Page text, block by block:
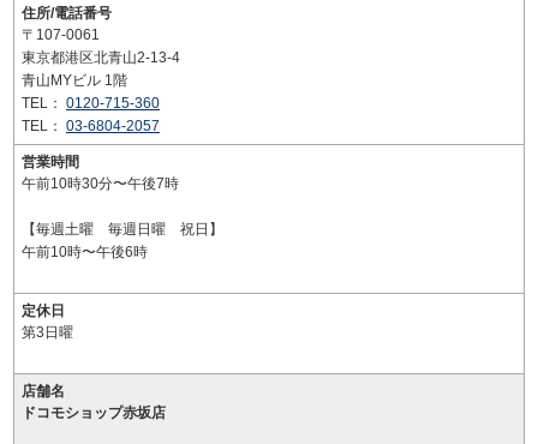
住所/電話番号
〒107-0061
東京都港区北青山2-13-4
青山MYビル 1階
TEL： 0120-715-360
TEL： 03-6804-2057
営業時間
午前10時30分〜午後7時
【毎週土曜 毎週日曜 祝日】
午前10時〜午後6時
定休日
第3日曜
店舗名
ドコモショップ赤坂店